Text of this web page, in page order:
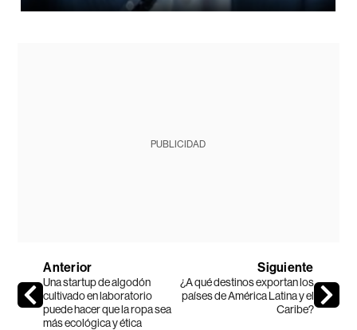
PUBLICIDAD
Anterior
Una startup de algodón
cultivado en laboratorio
puede hacer que la ropa sea
más ecológica y ética
Siguiente
¿A qué destinos exportan los
países de América Latina y el
Caribe?